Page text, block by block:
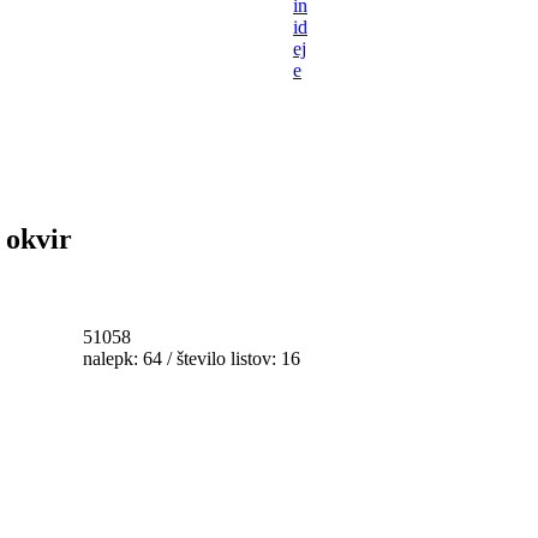
in
id
ej
e
okvir
51058
nalepk: 64 / število listov: 16